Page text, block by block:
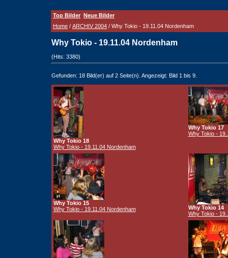
Top Bilder Neue Bilder
Home / ARCHIV 2004 / Why Tokio - 19.11.04 Nordenham
Why Tokio - 19.11.04 Nordenham
(Hits: 3380)
Gefunden: 18 Bild(er) auf 2 Seite(n). Angezeigt: Bild 1 bis 9.
Why Tokio 18
Why Tokio - 19.11.04 Nordenham
Why Tokio 17
Why Tokio -
Why Tokio 15
Why Tokio - 19.11.04 Nordenham
Why Tokio 14
Why Tokio -